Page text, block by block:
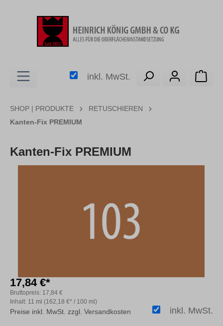
inkl. MwSt.
SHOP | PRODUKTE
RETUSCHIEREN
Kanten-Fix PREMIUM
Kanten-Fix PREMIUM
17,84 €*
Inhalt: 11 ml (162,18 €* / 100 ml)
Bruttopreis: 17,84 €
inkl. MwSt.
Preise inkl. MwSt. zzgl. Versandkosten